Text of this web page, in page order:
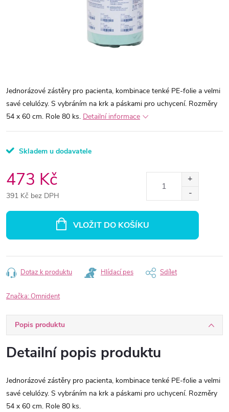
Jednorázové zástěry pro pacienta, kombinace tenké PE-folie a velmi
savé celulózy. S vybráním na krk a páskami pro uchycení. Rozměry
54 x 60 cm. Role 80 ks. Detailní informace
Skladem u dodavatele
473 Kč
391 Kč bez DPH
VLOŽIT DO KOŠÍKU
Dotaz k produktu Hlídací pes Sdílet
Značka: Omnident
Popis produktu
Detailní popis produktu
Jednorázové zástěry pro pacienta, kombinace tenké PE-folie a velmi
savé celulózy. S vybráním na krk a páskami pro uchycení. Rozměry
54 x 60 cm. Role 80 ks.